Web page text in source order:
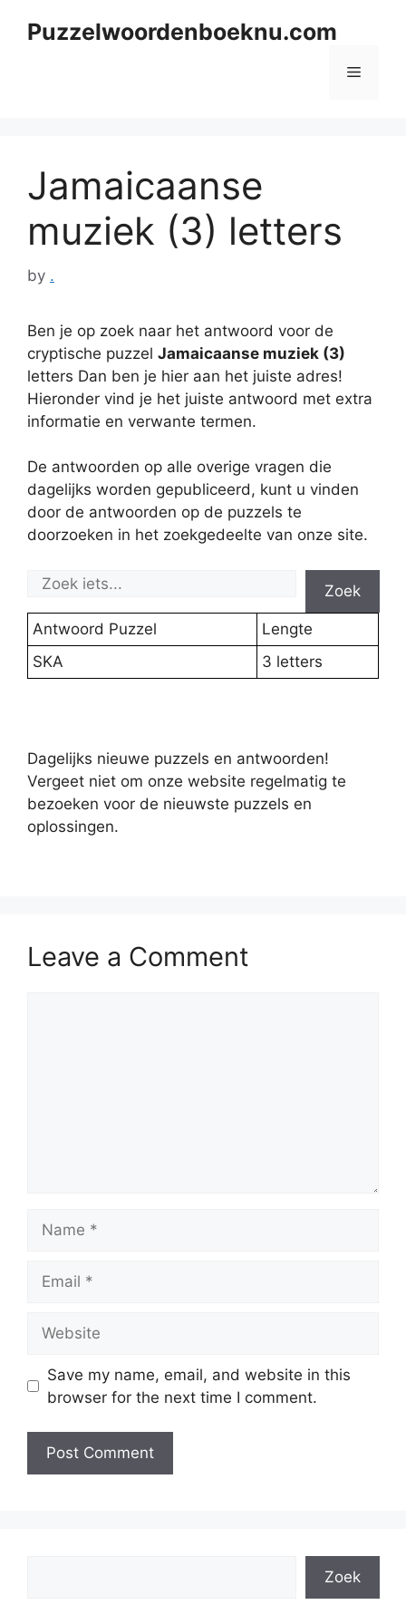
Puzzelwoordenboeknu.com
Menu
Jamaicaanse
muziek (3) letters
by .
Ben je op zoek naar het antwoord voor de
cryptische puzzel Jamaicaanse muziek (3)
letters Dan ben je hier aan het juiste adres!
Hieronder vind je het juiste antwoord met extra
informatie en verwante termen.
De antwoorden op alle overige vragen die
dagelijks worden gepubliceerd, kunt u vinden
door de antwoorden op de puzzels te
doorzoeken in het zoekgedeelte van onze site.
Zoek
Antwoord Puzzel
Lengte
SKA
3 letters
Dagelijks nieuwe puzzels en antwoorden!
Vergeet niet om onze website regelmatig te
bezoeken voor de nieuwste puzzels en
oplossingen.
Leave a Comment
Save my name, email, and website in this
browser for the next time I comment.
Zoek